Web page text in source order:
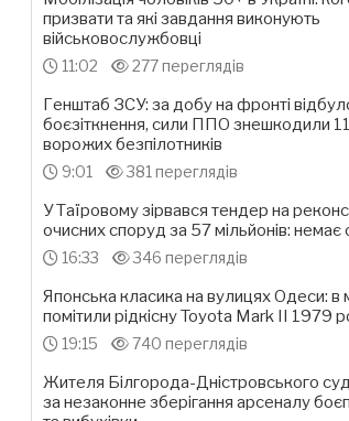
призвати та які завдання виконують
військовослужбовці
11:02 277 переглядів
Генштаб ЗСУ: за добу на фронті
боєзіткнення, сили ППО знешкодили
ворожих безпілотників
9:01 381 переглядів
У Таїровому зірвався тендер на
очисних споруд за 57 мільйонів: немає
16:33 346 переглядів
Японська класика на вулицях Одеси: в
помітили рідкісну Toyota Mark II 1979
19:15 740 переглядів
Жителя Білгорода-Дністровського
за незаконне зберігання арсеналу